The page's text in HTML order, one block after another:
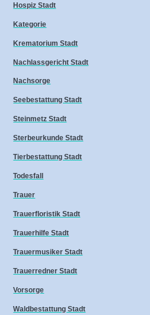
Hospiz Stadt
Kategorie
Krematorium Stadt
Nachlassgericht Stadt
Nachsorge
Seebestattung Stadt
Steinmetz Stadt
Sterbeurkunde Stadt
Tierbestattung Stadt
Todesfall
Trauer
Trauerfloristik Stadt
Trauerhilfe Stadt
Trauermusiker Stadt
Trauerredner Stadt
Vorsorge
Waldbestattung Stadt